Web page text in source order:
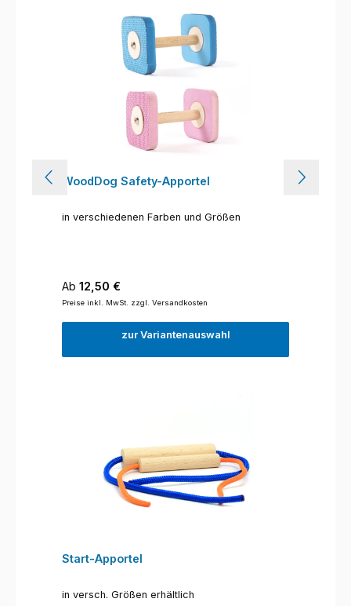
WoodDog Safety-Apportel
in verschiedenen Farben und Größen
Regulärer Preis:
Ab 12,50 €
Preise inkl. MwSt. zzgl. Versandkosten
zur Variantenauswahl
Start-Apportel
in versch. Größen erhältlich